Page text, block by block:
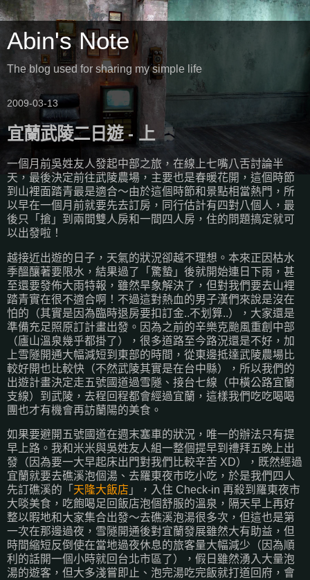
Abin's Note
The blog used for sharing my simple life
2009-03-13
宜蘭武陵二日遊 - 上
一個月前吳姓友人發起中部之旅，在線上七嘴八舌討論半
天，最後決定前往武陵農場，主要也是春暖花開，這個時節
到山裡面踏青最是適合～由於這個時節和景點相當熱門，所
以早在一個月前就要先去訂房，同行估計有四對八個人，最
後只「搶」到兩間雙人房和一間四人房，住的問題搞定就可
以出發啦！
越接近出遊的日子，天氣的狀況卻越不理想。本來正因枯水
季醞釀著要限水，結果過了「驚蟄」後就開始連日下雨，甚
至還要發佈大雨特報，雖然旱象解決了，但對我們要去山裡
踏青實在很不適合啊！不過這對熱血的男子漢們來說是沒在
怕的（其實是因為臨時退房要扣訂金..不划算..），大家還是
準備充足照原訂計畫出發。因為之前的辛樂克颱風重創中部
（廬山溫泉幾乎都掛了），很多道路至今路況還是不好，加
上雪隧開通大幅減短到東部的時間，從東邊抵達武陵農場比
較好開也比較快（不然武陵其實是在台中縣），所以我們的
出遊計畫決定走五號國道過雪隧、接台七線（中橫公路宜蘭
支線）到武陵，去程回程都會經過宜蘭，這樣我們吃吃喝喝
團也才有機會再訪蘭陽的美食。
如果要避開五號國道在週末塞車的狀況，唯一的辦法只有提
早上路。我和米米與吳姓友人組一整個提早到禮拜五晚上出
發（因為要一大早起床出門對我們比較辛苦 XD），既然經過
宜蘭就要去礁溪泡個湯、去羅東夜市吃小吃，於是我們四人
先訂礁溪的「 天隆大飯店 」，入住 Check-in 再殺到羅東夜市
大啖美食，吃飽喝足回飯店泡個舒服的溫泉，隔天早上再好
整以暇地和大家集合出發～去礁溪泡湯很多次，但這也是第
一次在那邊過夜，雪隧開通後對宜蘭發展雖然大有助益，但
時間縮短反倒使在當地過夜休息的旅客量大幅減少（因為順
利的話開一個小時就回台北市區了），假日雖然湧入大量泡
湯的遊客，但大多淺嘗即止、泡完湯吃完飯就打道回府，會